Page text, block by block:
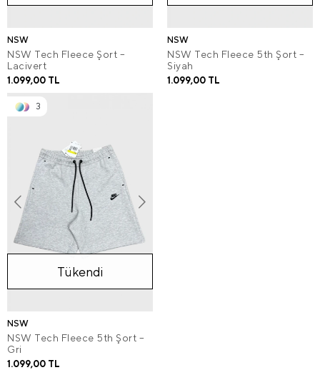
NSW
NSW Tech Fleece Şort –
Lacivert
1.099,00 TL
NSW
NSW Tech Fleece 5th Şort –
Siyah
1.099,00 TL
3
Tükendi
NSW
NSW Tech Fleece 5th Şort –
Gri
1.099,00 TL